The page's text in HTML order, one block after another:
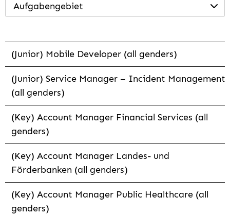
Aufgabengebiet
(Junior) Mobile Developer (all genders)
(Junior) Service Manager – Incident Management
(all genders)
(Key) Account Manager Financial Services (all
genders)
(Key) Account Manager Landes- und
Förderbanken (all genders)
(Key) Account Manager Public Healthcare (all
genders)